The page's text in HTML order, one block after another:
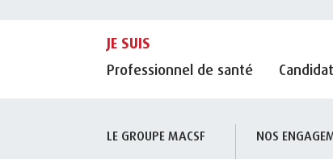
JE SUIS
Professionnel de santé
Candidat
LE GROUPE MACSF NOS